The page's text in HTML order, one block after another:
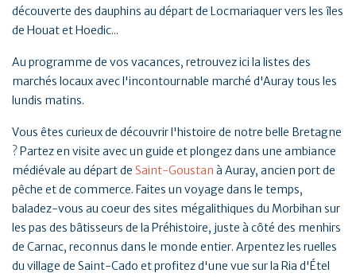
découverte des dauphins au départ de Locmariaquer vers les îles
de Houat et Hoedic...
Au programme de vos vacances, retrouvez ici la listes des
marchés locaux avec l'incontournable marché d'Auray tous les
lundis matins.
Vous êtes curieux de découvrir l'histoire de notre belle Bretagne
? Partez en visite avec un guide et plongez dans une ambiance
médiévale au départ de Saint-Goustan à Auray, ancien port de
pêche et de commerce. Faites un voyage dans le temps,
baladez-vous au coeur des sites mégalithiques du Morbihan sur
les pas des bâtisseurs de la Préhistoire, juste à côté des menhirs
de Carnac, reconnus dans le monde entier. Arpentez les ruelles
du village de Saint-Cado et profitez d'une vue sur la Ria d'Étel